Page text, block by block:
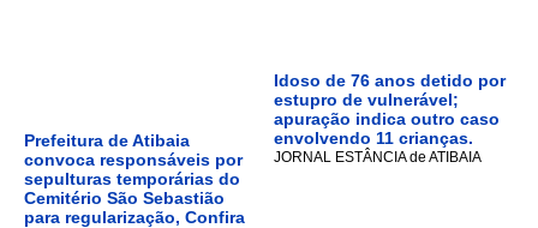
Prefeitura de Atibaia
convoca responsáveis por
sepulturas temporárias do
Cemitério São Sebastião
para regularização, Confira
Idoso de 76 anos detido por
estupro de vulnerável;
apuração indica outro caso
envolvendo 11 crianças.
JORNAL ESTÂNCIA de ATIBAIA